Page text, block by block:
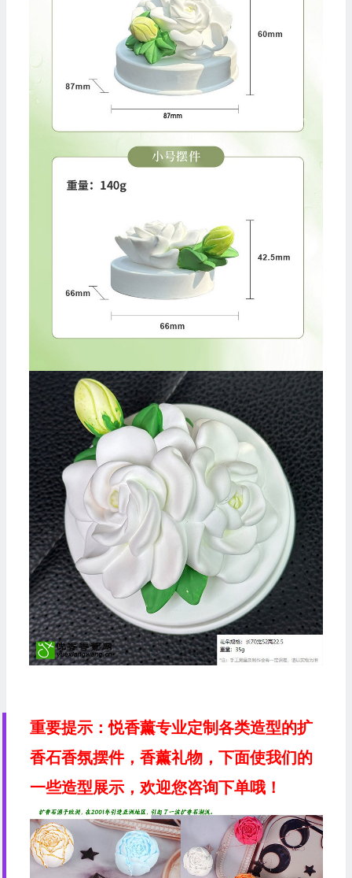
重要提示：悦香薰专业定制各类造型的扩
香石香氛摆件，香薰礼物，下面使我们的
一些造型展示，欢迎您咨询下单哦！